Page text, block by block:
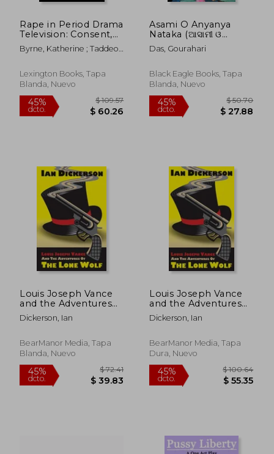
45%
dcto. $ 27.83
45%
dcto.
Rape in Period Drama
Television: Consent,
Myth, and Fantasy (en
Inglés)
Byrne, Katherine ; Taddeo,
Lexington Books, Tapa
Blanda, Nuevo
Asami O Anyanya
Nataka (ଆସାମୀ ଓ
ଅନ୍ୟାନ୍ୟ ନାଟ&#28 (en
Oriya)
Das, Gourahari
Black Eagle Books, Tapa
Blanda, Nuevo
Louis Joseph Vance
and the Adventures
of the Lone Wolf (en
Inglés)
Dickerson, Ian
BearManor Media, Tapa
Blanda, Nuevo
Louis Joseph Vance
and the Adventures
of the Lone Wolf
(hardback) (en Inglés)
Dickerson, Ian
BearManor Media, Tapa
Dura, Nuevo